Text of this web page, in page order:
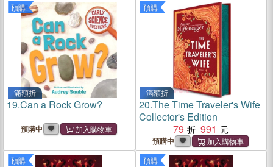
預購
滿額折
19.Can a Rock Grow?
預購中
預購
滿額折
20.The Time Traveler's Wife
Collector's Edition
79
991
預購中
預購 預購